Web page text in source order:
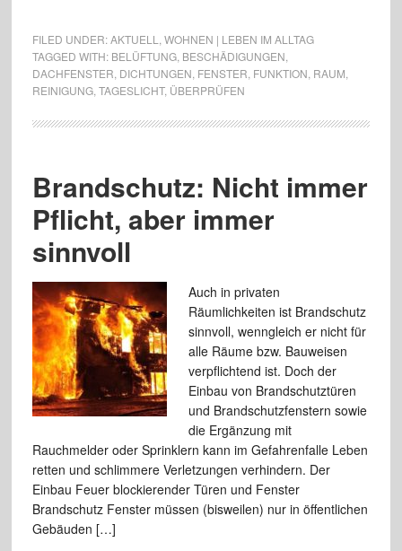
FILED UNDER:AKTUELL
WOHNEN | LEBEN IM ALLTAG
TAGGED WITH: BELÜFTUNG, BESCHÄDIGUNGEN
DACHFENSTER DICHTUNGEN FENSTER FUNKTION RAUM
REINIGUNG, TAGESLICHT, ÜBERPRÜFEN
Brandschutz: Nicht immer
Pflicht, aber immer
sinnvoll
Auch in privaten
Räumlichkeiten ist Brandschutz
sinnvoll, wenngleich er nicht für
alle Räume bzw. Bauweisen
verpflichtend ist. Doch der
Einbau von Brandschutztüren
und Brandschutzfenstern sowie
die Ergänzung mit
Rauchmelder oder Sprinklern kann im Gefahrenfalle Leben
retten und schlimmere Verletzungen verhindern. Der
Einbau Feuer blockierender Türen und Fenster
Brandschutz Fenster müssen (bisweilen) nur in öffentlichen
Gebäuden […]